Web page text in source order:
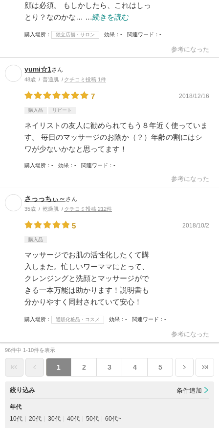
顔は必須。 もしかしたら、これはしっ
とり？なのかな… …続きを読む
購入場所 独立店舗・サロン 効果 - 関連ワード -
参考になった
yumi☆1さん
48歳 普通肌 クチコミ投稿 1件
7 2018/12/16
購入品 リピート
ネイリストの友人に勧められてもう８年近く使っていま
す。 毎日のマッサージのお陰か（？）年齢の割にはシ
ワが少ないかなと思ってます！
購入場所 - 効果 - 関連ワード -
参考になった
さっっちぃ～ さん
35歳 乾燥肌 クチコミ投稿 212件
5 2018/10/2
購入品
マッサージでお肌の活性化したくて購
入しまた。忙しいワーママにとって、
クレンジングと洗顔とマッサージがで
きる一本万能は助かります！説明書も
分かりやすく同封されていて安心！
購入場所 通販化粧品・コスメ 効果 - 関連ワード -
参考になった
96件中 1-10件を表示
1 2 3 4 5
絞り込み 条件追加
年代
10代
20代 30代 40代 50代
60代~